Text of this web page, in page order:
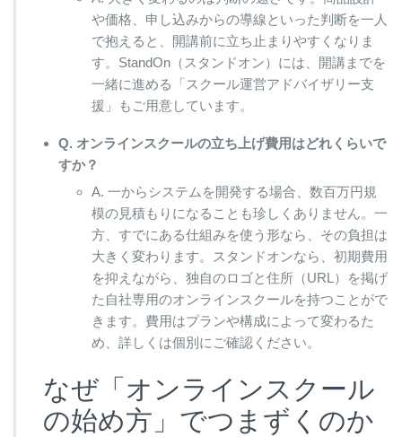
や価格、申し込みからの導線といった判断を一人
で抱えると、開講前に立ち止まりやすくなりま
す。StandOn（スタンドオン）には、開講までを
一緒に進める「スクール運営アドバイザリー支
援」もご用意しています。
Q. オンラインスクールの立ち上げ費用はどれくらいで
すか？
A. 一からシステムを開発する場合、数百万円規
模の見積もりになることも珍しくありません。一
方、すでにある仕組みを使う形なら、その負担は
大きく変わります。スタンドオンなら、初期費用
を抑えながら、独自のロゴと住所（URL）を掲げ
た自社専用のオンラインスクールを持つことがで
きます。費用はプランや構成によって変わるた
め、詳しくは個別にご確認ください。
なぜ「オンラインスクール
の始め方」でつまずくのか